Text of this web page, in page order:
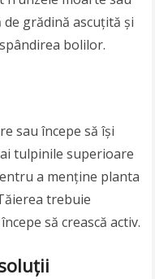
grădină ascuțită și
bolilor.
sau începe să își
tulpinile superioare
a menține planta
trebuie
să crească activ.